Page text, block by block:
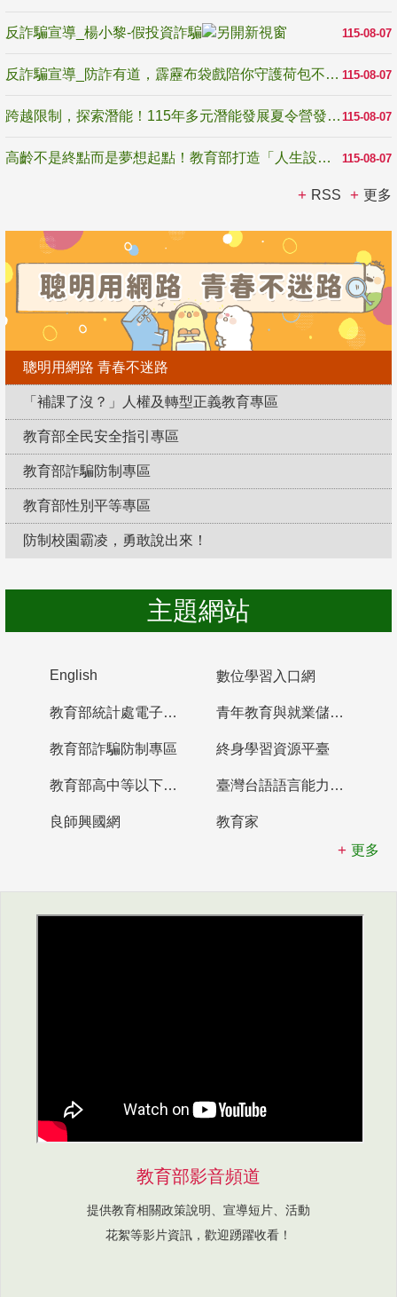
115-08-07
反詐騙宣導_楊小黎-假投資詐騙
115-08-07
反詐騙宣導_防詐有道，霹靂布袋戲陪你守護荷包不受騙
115-08-07
跨越限制，探索潛能！115年多元潛能發展夏令營發掘生命無限可能
115-08-07
高齡不是終點而是夢想起點！教育部打造「人生設計夢工場」 參展第3屆高齡健康產業博覽會
RSS 更多
聰明用網路 青春不迷路
「補課了沒？」人權及轉型正義教育專區
教育部全民安全指引專區
教育部詐騙防制專區
教育部性別平等專區
防制校園霸凌，勇敢說出來！
主題網站
English 數位學習入口網
教育部統計處電子書櫃 青年教育與就業儲蓄帳戶
教育部詐騙防制專區 終身學習資源平臺
教育部高中等以下學校及幼兒園教師資格檢定考試 臺灣台語語言能力認證網站
良師興國網
教育家
更多
教育部影音頻道
提供教育相關政策說明、宣導短片、活動
花絮等影片資訊，歡迎踴躍收看！